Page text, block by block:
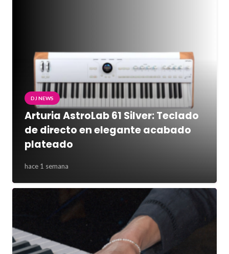
DJ NEWS
Arturia AstroLab 61 Silver: Teclado
de directo en elegante acabado
plateado
hace 1 semana